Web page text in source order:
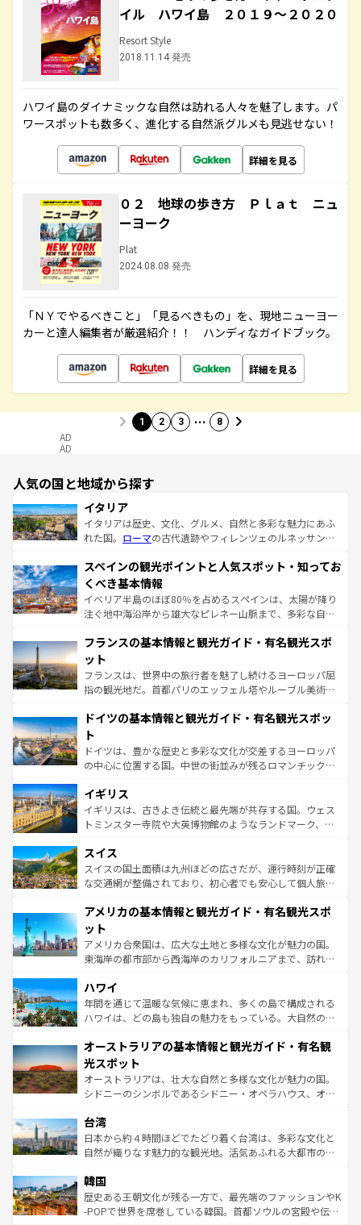
イル ハワイ島 ２０１９～２０２０
Resort Style
2018.11.14 発売
ハワイ島のダイナミックな自然は訪れる人々を魅了します。パ
ワースポットも数多く、進化する自然派グルメも見逃せない！
詳細を見る
０２ 地球の歩き方 Ｐｌａｔ ニュ
ーヨーク
Plat
2024.08.08 発売
「ＮＹでやるべきこと」「見るべきもの」を、現地ニューヨー
カーと達人編集者が厳選紹介！！ ハンディなガイドブック。
詳細を見る
1 2 3 … 8
AD
AD
人気の国と地域から探す
イタリア
イタリアは歴史、文化、グルメ、自然と多彩な魅力にあふ
れた国。 ローマの古代遺跡やフィレンツェのルネッサンス
ろん、トスカーナの美しい田園風景やアマルフィ海岸の絶
景など、自然景観も見逃せない。観光の合間には、本場の
ピザやパスタなど、絶品のイタリア料理を堪能することも
できる。朝目覚めてから夜眠るまで、すべての瞬間を楽し
なお、新着のイタリア情報はコンテンツ一覧を参照してほ
しい。
スペインの観光ポイントと人気スポット・知ってお
くべき基本情報
イベリア半島のほぼ80％を占めるスペインは、太陽が降り
注ぐ地中海沿岸から雄大なピレネー山脈まで、多彩な自然
文化が根付くこの国では、情熱的なフラメンコ、熱気あふ
れる闘牛、そして美味しいタパスが生活の一部となってい
る。首都マドリードの洗練された雰囲気や、バルセロナの
アートに溢れた街角から、地方では古代ローマ遺跡や中世
せる。地方によって風土や気候が異なるスペインはその個
ンテンツ一覧 を参照してほしい。
フランスの基本情報と観光ガイド・有名観光スポ
ット
フランスは、世界中の旅行者を魅了し続けるヨーロッパ屈
指の観光地だ。首都パリのエッフェル塔やルーブル美術館
で、幅広い魅力が詰まっている。華麗な宮殿、歴史的な大
聖堂、美しいビーチ、そして豊かな自然が、訪れる者を心
から魅了する。また、フランスは美食の国としても知ら
れ、フランス料理はユネスコ無形文化遺産にも登録されて
香り高いラベンダー畑など、多彩な楽しみ方が可能だ。さ
らに、パリ以外の地域にも魅力が溢れており、どの街角に
も豊かな歴史と文化が息づいている。パリ以外の個性あふ
を参照してほしい。
ドイツの基本情報と観光ガイド・有名観光スポッ
ト
ドイツは、豊かな歴史と多彩な文化が交差するヨーロッパ
の中心に位置する国。中世の街並みが残るロマンチック街
顔を持つこの国は、どこを歩いても飽きることがない。ベ
ルリンの文化的活気、バイエルン州のアルプスの絶景、そ
してライン川沿いのワイン畑といった風景は必見。ビール
は、お酒好きな人にはぜひ体験してほしい。 なお、新着の
ドイツ情報はコンテンツ一覧を参照してほしい。
イギリス
イギリスは、古きよき伝統と最先端が共存する国。ウェス
トミンスター寺院や大英博物館のようなランドマーク、歴
リアごとに異なる魅力がある。また、優雅なアフタヌーン
ティー、ビール好きにはたまらない英国パブ、サッカー観
戦など、本場だからこそできる体験も豊富。イギリスを旅
ンツ一覧を参照してほしい。
スイス
スイスの国土面積は九州ほどの広さだが、運行時刻が正確
な交通網が整備されており、初心者でも安心して個人旅行
の建物がそのまま残る町や、スイスならではのユニークな
博物館もあり、アルプス観光だけでなく町歩きも満喫する
ことができる。国民の所得が高いため物価も高いが、旅行
者向けの交通パス提供のサービスもあり、うまく活用すれ
着のスイス情報は
アメリカの基本情報と観光ガイド・有名観光スポ
ット
アメリカ合衆国は、広大な土地と多様な文化が魅力の国。
東海岸の都市部から西海岸のカリフォルニアまで、訪れる
のような巨大都市は、観光、ショッピング、エンターテイ
ンメントが詰まった刺激的なスポットだ。一方、アメリカ
西部には大自然が広がり、グランドキャニオンやイエロー
部のニューオーリンズでは、音楽と美食が融合した独特の
文化が魅力。旅行者はアメリカの各地域で異なる魅力を楽
しみながら、その多様性と豊かな歴史を感じることができ
るだろう。車でのロードトリップや列車の旅も、アメリカ
情報は
ハワイ
年間を通じて温暖な気候に恵まれ、多くの島で構成される
ハワイは、どの島も独自の魅力をもっている。大自然の神
ワイ島は見逃せない。また、定番の観光地といえばオアフ
島だが、静かな自然を求めるならマウイ島やカウアイ島が
おすすめ。エメラルドグリーンに輝く海をはじめ、豊かな
文化や歴史が息づいている。「アロハスピリット」と呼ば
人々、おいしいローカルフードやハワイアンミュージッ
ク、伝統的なフラダンスなど、すべてがハワイの魅力を彩
っている。訪れるたびに新しい発見と感動が待っているハ
はコンテンツ一覧
オーストラリアの基本情報と観光ガイド・有名観
光スポット
オーストラリアは、壮大な自然と多様な文化が魅力の国。
シドニーのシンボルであるシドニー・オペラハウス、オー
リアリーフや大陸中央部にそびえるウルル（エアーズロッ
ク）、タスマニアの美しい原生林やケアンズの熱帯雨林な
ど、見どころがたくさん。また、カフェやワイン、オージ
いる。アクティビティも充実しており、サーフィンやダイ
ビング、ハイキングなど、アウトドア好きにはたまらな
い。オーストラリアの多彩な魅力を存分に味わいつくそ
台湾
日本から約４時間ほどでたどり着く台湾は、多彩な文化と
自然が織りなす魅力的な観光地。活気あふれる大都市の台
ン）、静ひつな山岳地帯である台湾東部など、都市の喧騒
と山間の静けさが共存しており、訪れる人に新しい発見と
驚きをもたらしてくれる。また、奥深い台湾の食文化も魅
韓国
歴史ある王朝文化が残る一方で、最先端のファッションやK
-POPで世界を席巻している韓国。首都ソウルの宮殿や伝統